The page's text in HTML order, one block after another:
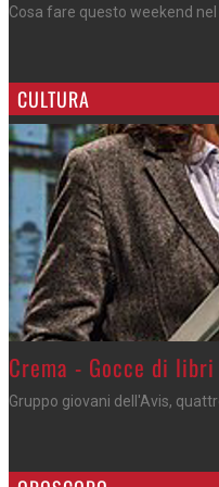
Sagra di San Lorenzo, con
CULTURA
Crema - Gocce di libri
Gruppo giovani dell'Avis,